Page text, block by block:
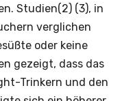
Studien(2) (3), in
verglichen
oder keine
gezeigt, dass das
Trinkern und den